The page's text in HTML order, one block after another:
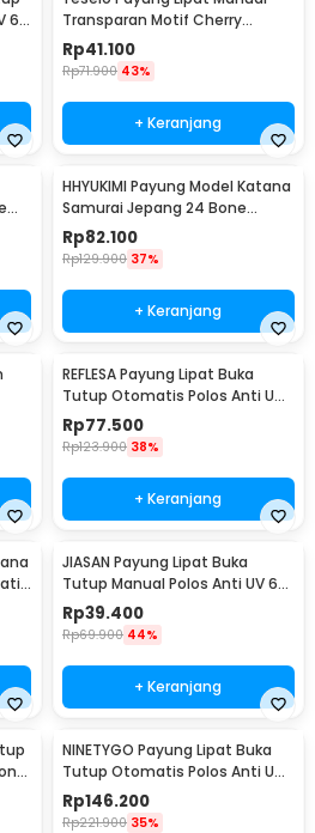
6
Transparan Motif Cherry
Blossom 8 Bone 95cm - E023
Rp41.100
Rp71.900 43%
+ Keranjang
HHYUKIMI Payung Model Katana
Samurai Jepang 24 Bone
105cm - B062
Rp82.100
Rp129.900 37%
+ Keranjang
REFLESA Payung Lipat Buka
Tutup Otomatis Polos Anti UV
10 Bone 105cm - MI7454
Rp77.500
Rp123.900 38%
+ Keranjang
JIASAN Payung Lipat Buka
Tutup Manual Polos Anti UV 6
Bone 90cm - A50
Rp39.400
Rp69.900 44%
+ Keranjang
NINETYGO Payung Lipat Buka
Tutup Otomatis Polos Anti UV
8 Bone 108cm - 2008U
Rp146.200
Rp221.900 35%